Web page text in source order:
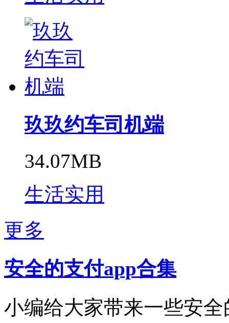
玖玖约车司机端
34.07MB
生活实用
更多
安全的支付app合集
小编给大家带来一些安